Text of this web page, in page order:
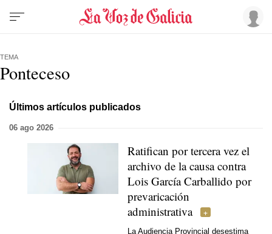
TEMA
Ponteceso
Últimos artículos publicados
06 ago 2026
Ratifican por tercera vez el
archivo de la causa contra
Lois García Carballido por
prevaricación
administrativa
La Audiencia Provincial desestima